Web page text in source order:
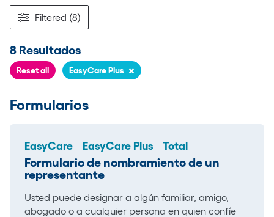
Filtered (8)
8 Resultados
Reset all EasyCare Plus ×
Formularios
EasyCare EasyCare Plus Total
Formulario de nombramiento de un
representante
Usted puede designar a algún familiar, amigo,
abogado o a cualquier persona en quien confíe